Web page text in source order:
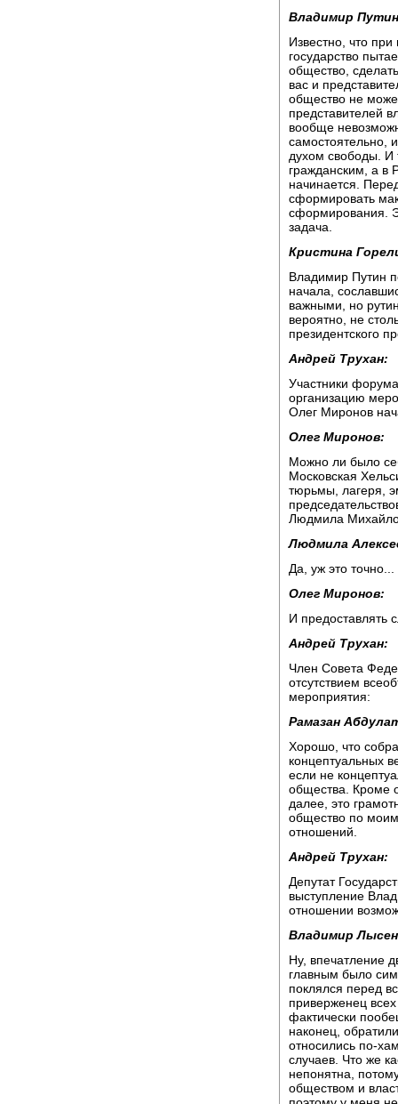
Владимир
Известно, что
государство
общество,
вас и
общество не
представителей
вообще
самостоятельно,
духом свободы. И
гражданским, а в
начинается.
сформировать
сформирования.
задача.
Кристина
Владимир Путин
начала,
важными, но
вероятно, не
президентского
Андрей Трухан:
Участники
организацию
Олег Миронов
Олег Миронов:
Можно ли было
Московская
тюрьмы, лагеря,
Людмила
Людмила
Да, уж это точно...
Олег Миронов:
И предоставлять
Андрей Трухан:
Член Совета
отсутствием
мероприятия:
Рамазан
Хорошо, что
концептуальных
если не
общества. Кроме
далее, это
общество по
отношений.
Андрей Трухан:
Депутат
выступление
отношении
Владимир
Ну, впечатление
главным было
поклялся перед
приверженец
фактически
наконец,
относились по-
случаев. Что же
непонятна,
обществом и